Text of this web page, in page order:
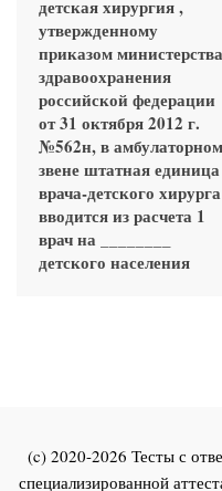
детская хирургия ,
утвержденному
приказом министерства
здравоохранения
российской федерации
от 31 октября 2012 г.
№562н, в амбулаторном
звене штатная единица
врача-детского хирурга
вводится из расчета 1
врач на ________
детского населения
(c) 2020-2026 Тесты с
специализированной